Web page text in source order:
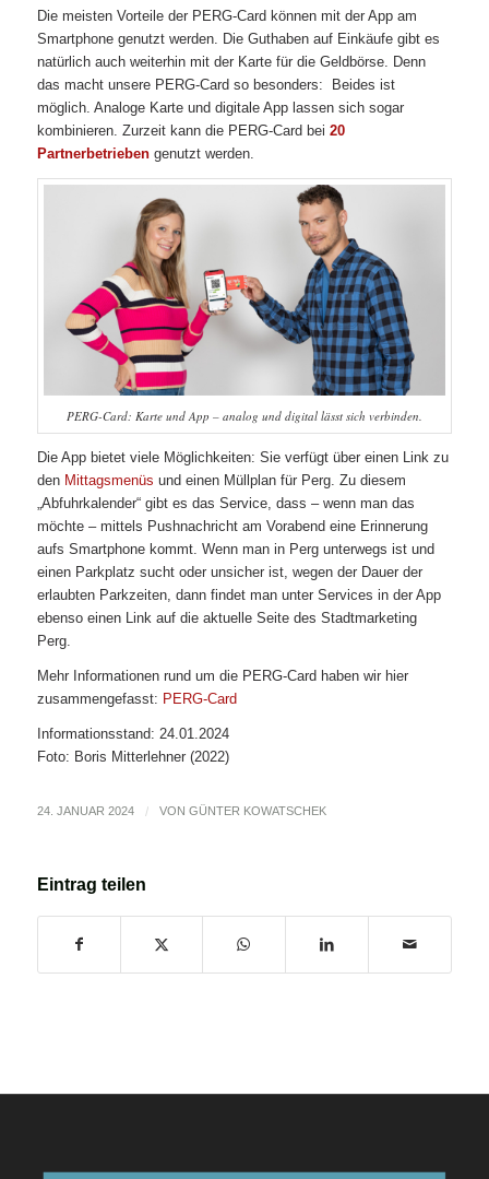
Die meisten Vorteile der PERG-Card können mit der App am
Smartphone genutzt werden. Die Guthaben auf Einkäufe gibt es
natürlich auch weiterhin mit der Karte für die Geldbörse. Denn
das macht unsere PERG-Card so besonders: Beides ist
möglich. Analoge Karte und digitale App lassen sich sogar
kombinieren. Zurzeit kann die PERG-Card bei 20
Partnerbetriebengenutzt werden.
PERG-Card: Karte und App – analog und digital lässt sich verbinden.
Die App bietet viele Möglichkeiten: Sie verfügt über einen Link zu
den Mittagsmenüs und einen Müllplan für Perg. Zu diesem
„Abfuhrkalender“ gibt es das Service, dass – wenn man das
möchte – mittels Pushnachricht am Vorabend eine Erinnerung
aufs Smartphone kommt. Wenn man in Perg unterwegs ist und
einen Parkplatz sucht oder unsicher ist, wegen der Dauer der
erlaubten Parkzeiten, dann findet man unter Services in der App
ebenso einen Link auf die aktuelle Seite des Stadtmarketing
Perg.
Mehr Informationen rund um die PERG-Card haben wir hier
zusammengefasst: PERG-Card
Informationsstand: 24.01.2024
Foto: Boris Mitterlehner (2022)
24. JANUAR 2024 / VON GÜNTER KOWATSCHEK
Eintrag teilen